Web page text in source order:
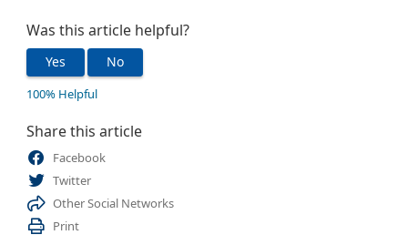
Was this article helpful?
Yes No
100% Helpful
Share this article
Facebook
Twitter
Other Social Networks
Print